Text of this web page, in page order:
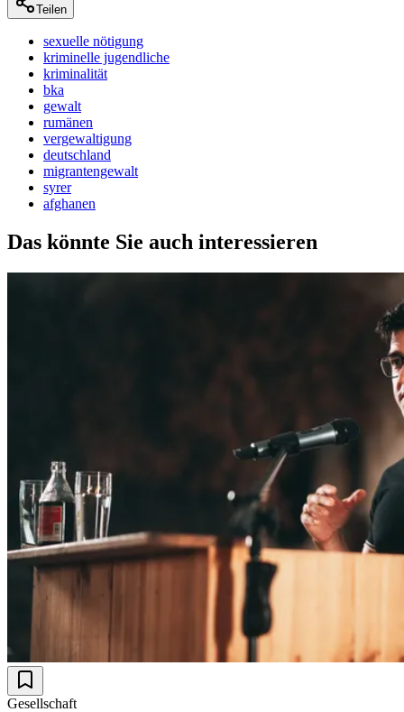
Teilen
sexuelle nötigung
kriminelle jugendliche
kriminalität
bka
gewalt
rumänen
vergewaltigung
deutschland
migrantengewalt
syrer
afghanen
Das könnte Sie auch interessieren
Gesellschaft